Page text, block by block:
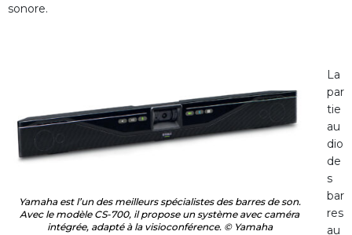
sonore.
Yamaha est l’un des meilleurs spécialistes des barres de son.
Avec le modèle CS-700, il propose un système avec caméra
intégrée, adapté à la visioconférence. © Yamaha
La
par
tie
au
dio
de
s
bar
res
au